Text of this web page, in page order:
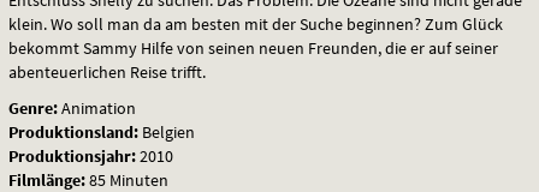
nach
der
geheimen
Passage
klein. Wo soll man da am besten mit der Suche beginnen? Zum Glück
bekommt Sammy Hilfe von seinen neuen Freunden, die er auf seiner
abenteuerlichen Reise trifft.
Genre:Animation
Produktionsland: Belgien
Produktionsjahr:2010
Filmlänge:85 Minuten